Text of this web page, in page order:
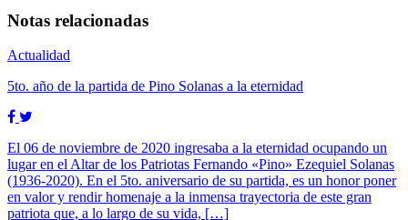
Notas relacionadas
Actualidad
5to. año de la partida de Pino Solanas a la eternidad
El 06 de noviembre de 2020 ingresaba a la eternidad ocupando un
lugar en el Altar de los Patriotas Fernando «Pino» Ezequiel Solanas
(1936-2020). En el 5to. aniversario de su partida, es un honor poner
en valor y rendir homenaje a la inmensa trayectoria de este gran
patriota que, a lo largo de su vida, […]